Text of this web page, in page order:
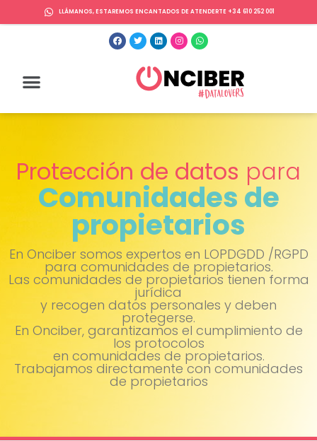
LLÁMANOS, ESTAREMOS ENCANTADOS DE ATENDERTE +34 610 252 001
Protección de datos para
Comunidades de
propietarios
En Onciber somos expertos en LOPDGDD /RGPD
para comunidades de propietarios.
Las comunidades de propietarios tienen forma
jurídica
y recogen datos personales y deben
protegerse.
En Onciber, garantizamos el cumplimiento de
los protocolos
en comunidades de propietarios.
Trabajamos directamente con comunidades
de propietarios